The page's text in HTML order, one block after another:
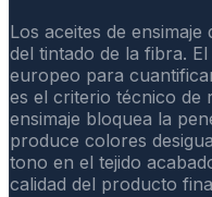
Los aceites de
del tintado de la fibra.
europeo para
es el criterio técnico de
ensimaje bloquea la
produce colores
tono en el tejido
calidad del producto